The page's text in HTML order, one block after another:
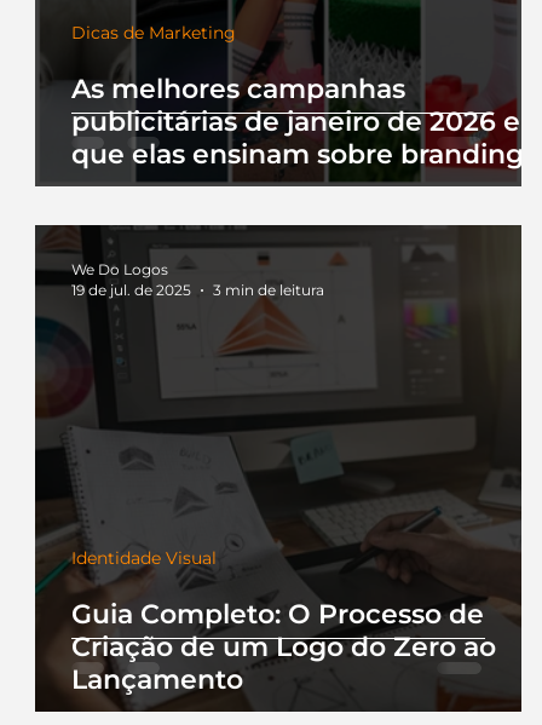
As melhores campanhas
publicitárias de janeiro de 2026 e
que elas ensinam sobre branding
Dicas de Marketing
Guia Completo: O Processo de
Criação de um Logo do Zero ao
Lançamento
Identidade Visual
We Do Logos
19 de jul. de 2025
3 min de leitura